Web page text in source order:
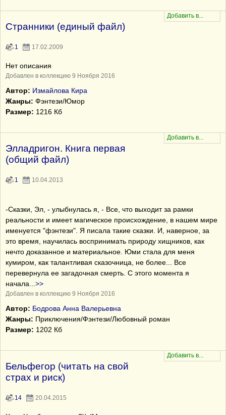
Странники (единый файл)
1 17.02.2009
Нет описания
Добавлен в коллекцию 9 Ноября 2016
Автор: Измайлова Кира
Жанры: Фэнтези/Юмор
Размер: 1216 Кб
Элладригон. Книга первая
(общий файл)
1 10.04.2013
-Сказки, Эл, - улыбнулась я, - Все, что выходит за рамки
реальности и имеет магическое происхождение, в нашем мире
именуется "фэнтези". Я писала такие сказки. И, наверное, за
это время, научилась воспринимать природу хищников, как
нечто доказанное и материальное. Юми стала для меня
кумиром, как талантливая сказочница, не более... Все
перевернула ее загадочная смерть. С этого момента я
начала
>>
Добавлен в коллекцию 9 Ноября 2016
Автор: Бодрова Анна Валерьевна
Жанры: Приключения/Фэнтези/Любовный роман
Размер: 1202 Кб
Бельфегор (читать на свой
страх и риск)
14 20.04.2015